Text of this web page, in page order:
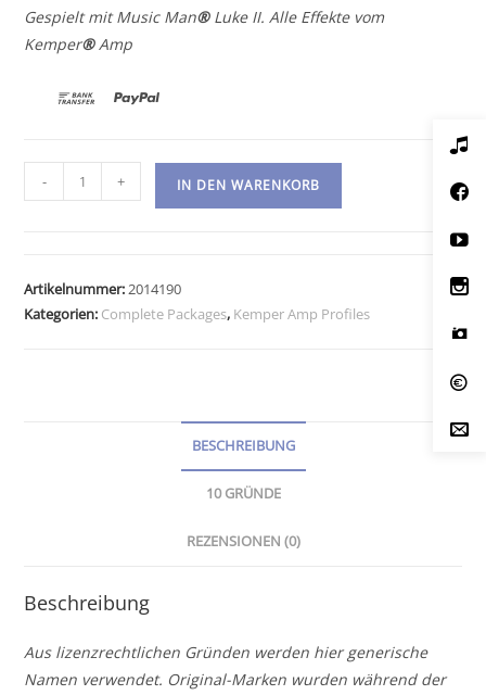
Gespielt mit Music Man®Luke II. Alle Effekte vom
Kemper®Amp
Kemper
Amp
Curley
Menge
- + IN DEN WARENKORB
Artikelnummer:2014190
Kategorien: Complete Packages, Kemper Amp Profiles
BESCHREIBUNG
10 GRÜNDE
REZENSIONEN (0)
Beschreibung
Aus lizenzrechtlichen Gründen werden hier generische
Namen verwendet. Original-Marken wurden während der